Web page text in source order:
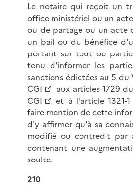
Le notaire qui reçoit un
office ministériel ou un
ou de partage ou un acte
un bail ou du bénéfice
portant sur tout ou
tenu d'informer les
sanctions édictées au 5 du
CGI
, aux articles 1729
CGI
et à l'article 1321-
faire mention de cette
d'y affirmer qu'à sa
modifié ou contredit par
contenant une
soulte.
210